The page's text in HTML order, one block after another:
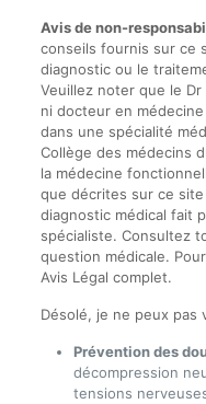
Avis de non-
conseils fournis sur ce
diagnostic ou le
Veuillez noter que le Dr
ni docteur en
dans une spécialité
Collège des médecins
la médecine
que décrites sur ce
diagnostic médical fait
spécialiste. Consultez
question médicale.
Avis Légal complet.
Désolé, je ne peux pas
Prévention des
décompression
tensions